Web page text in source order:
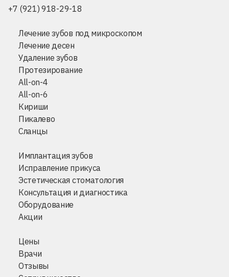
+7 (921) 918-29-18
Лечение зубов под микроскопом
Лечение десен
Удаление зубов
Протезирование
All-on-4
All-on-6
Кириши
Пикалево
Сланцы
Имплантация зубов
Исправление прикуса
Эстетическая стоматология
Консультация и диагностика
Оборудование
Акции
Цены
Врачи
Отзывы